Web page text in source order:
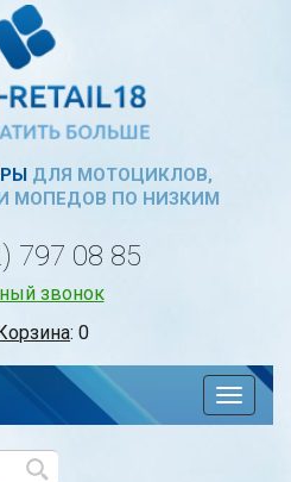
ДЛЯ МОТОЦИКЛОВ,
МОПЕДОВ ПО НИЗКИМ
797 08 85
звонок
:0
по